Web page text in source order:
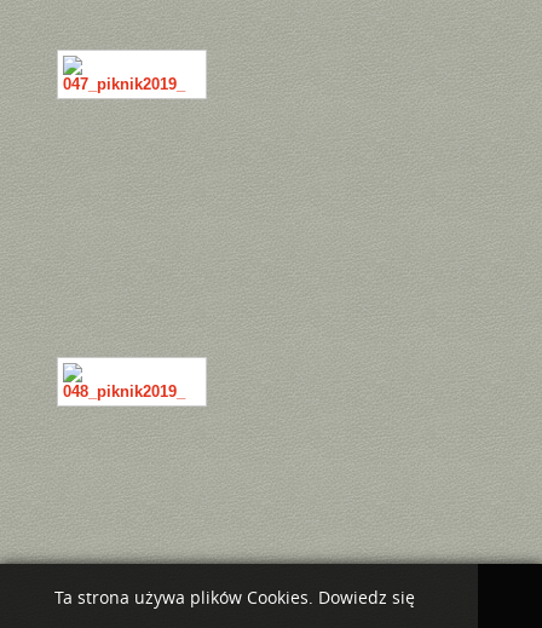
Ta strona używa plików Cookies. Dowiedz się